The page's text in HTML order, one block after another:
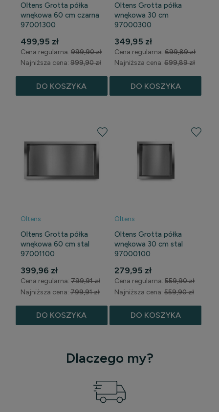
Oltens Grotta półka
wnękowa 60 cm czarna
97001300
499,95 zł
Cena regularna: 999,90 zł
Najniższa cena: 999,90 zł
DO KOSZYKA
Oltens Grotta półka
wnękowa 30 cm
97000300
349,95 zł
Cena regularna: 699,89 zł
Najniższa cena: 699,89 zł
DO KOSZYKA
Oltens
Oltens Grotta półka
wnękowa 60 cm stal
97001100
399,96 zł
Cena regularna: 799,91 zł
Najniższa cena: 799,91 zł
DO KOSZYKA
Oltens
Oltens Grotta półka
wnękowa 30 cm stal
97000100
279,95 zł
Cena regularna: 559,90 zł
Najniższa cena: 559,90 zł
DO KOSZYKA
Dlaczego my?